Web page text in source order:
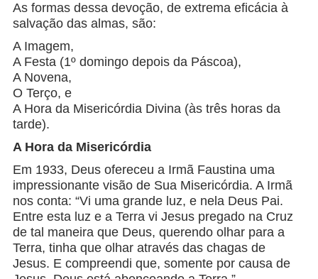
As formas dessa devoção, de extrema eficácia à
salvação das almas, são:
A Imagem,
A Festa (1º domingo depois da Páscoa),
A Novena,
O Terço, e
A Hora da Misericórdia Divina (às três horas da
tarde).
A Hora da Misericórdia
Em 1933, Deus ofereceu a Irmã Faustina uma
impressionante visão de Sua Misericórdia. A Irmã
nos conta: “Vi uma grande luz, e nela Deus Pai.
Entre esta luz e a Terra vi Jesus pregado na Cruz
de tal maneira que Deus, querendo olhar para a
Terra, tinha que olhar através das chagas de
Jesus. E compreendi que, somente por causa de